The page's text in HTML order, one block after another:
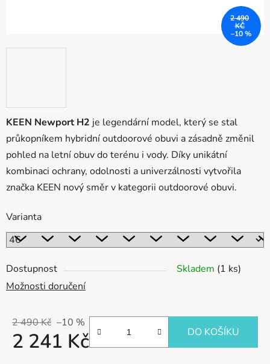
KEEN Newport H2 je legendární model, který se stal
průkopníkem hybridní outdoorové obuvi a zásadně změnil
pohled na letní obuv do terénu i vody. Díky unikátní
kombinaci ochrany, odolnosti a univerzálnosti vytvořila
značka KEEN nový směr v kategorii outdoorové obuvi.
Varianta
Dostupnost Skladem (1 ks)
Možnosti doručení
2 490 Kč –10 %
2 241 Kč DO KOŠÍKU
2 490
KČ
–10 %